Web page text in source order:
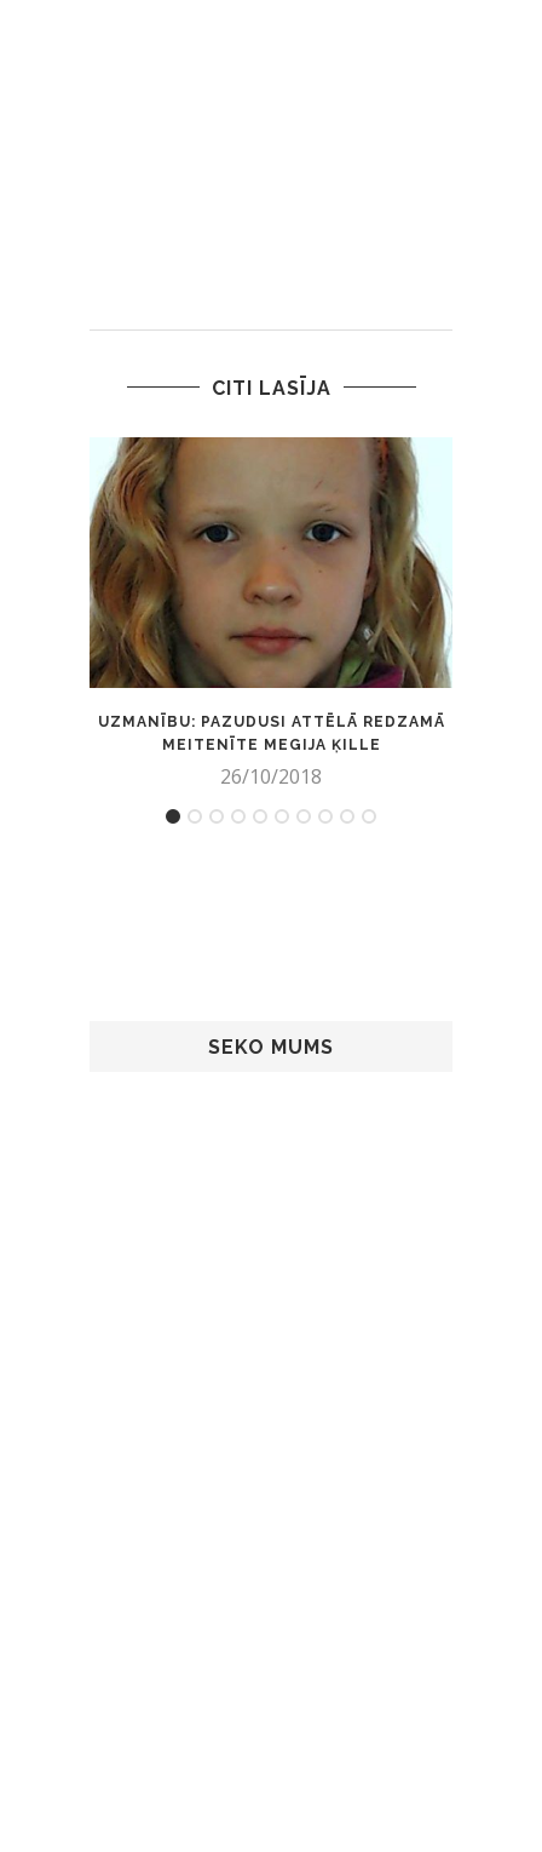
CITI LASĪJA
UZMANĪBU: PAZUDUSI ATTĒLĀ REDZAMĀ
MEITENĪTE MEGIJA ĶILLE
26/10/2018
SEKO MUMS